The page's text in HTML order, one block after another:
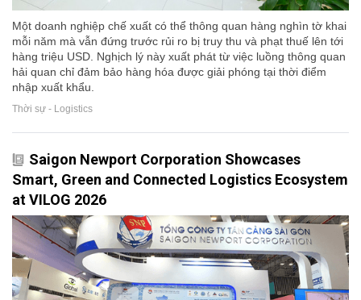
Một doanh nghiệp chế xuất có thể thông quan hàng nghìn tờ khai
mỗi năm mà vẫn đứng trước rủi ro bị truy thu và phạt thuế lên tới
hàng triệu USD. Nghịch lý này xuất phát từ việc luồng thông quan
hải quan chỉ đảm bảo hàng hóa được giải phóng tại thời điểm
nhập xuất khẩu.
Thời sự - Logistics
Saigon Newport Corporation Showcases
Smart, Green and Connected Logistics Ecosystem
at VILOG 2026